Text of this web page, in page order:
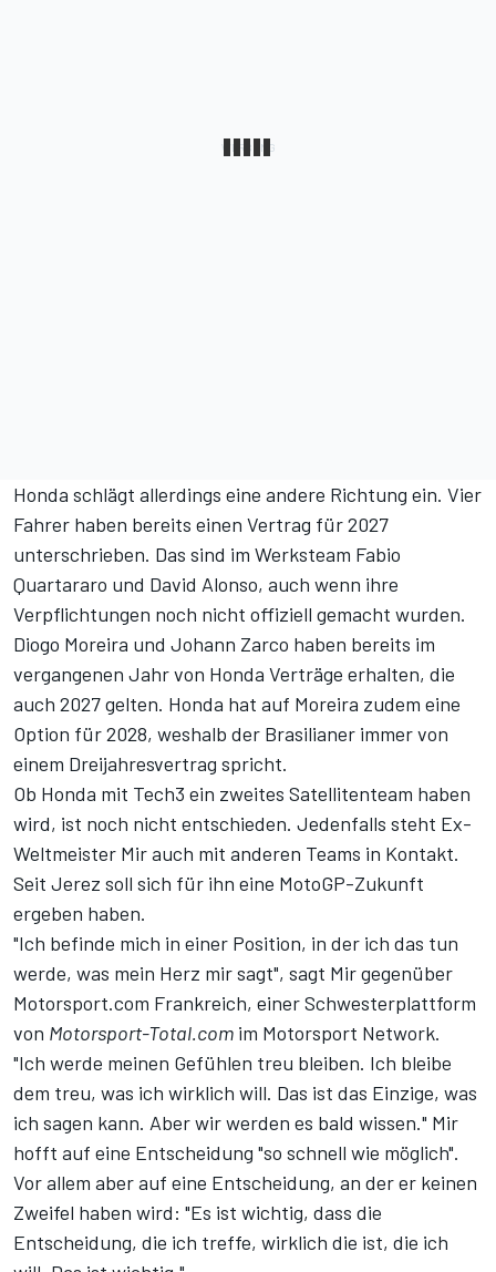
Honda schlägt allerdings eine andere Richtung ein. Vier
Fahrer haben bereits einen Vertrag für 2027
unterschrieben. Das sind im Werksteam Fabio
Quartararo und David Alonso, auch wenn ihre
Verpflichtungen noch nicht offiziell gemacht wurden.
Diogo Moreira und Johann Zarco haben bereits im
vergangenen Jahr von Honda Verträge erhalten, die
auch 2027 gelten. Honda hat auf Moreira zudem eine
Option für 2028, weshalb der Brasilianer immer von
einem Dreijahresvertrag spricht.
Ob Honda mit Tech3 ein zweites Satellitenteam haben
wird, ist noch nicht entschieden. Jedenfalls steht Ex-
Weltmeister Mir auch mit anderen Teams in Kontakt.
Seit Jerez soll sich für ihn eine MotoGP-Zukunft
ergeben haben.
"Ich befinde mich in einer Position, in der ich das tun
werde, was mein Herz mir sagt", sagt Mir gegenüber
Motorsport.com Frankreich, einer Schwesterplattform
von Motorsport-Total.com im Motorsport Network.
"Ich werde meinen Gefühlen treu bleiben. Ich bleibe
dem treu, was ich wirklich will. Das ist das Einzige, was
ich sagen kann. Aber wir werden es bald wissen." Mir
hofft auf eine Entscheidung "so schnell wie möglich".
Vor allem aber auf eine Entscheidung, an der er keinen
Zweifel haben wird: "Es ist wichtig, dass die
Entscheidung, die ich treffe, wirklich die ist, die ich